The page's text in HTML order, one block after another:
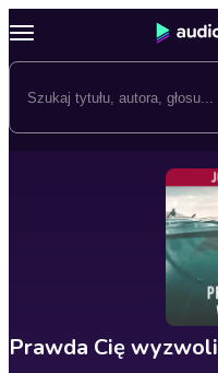
Prawda Cię wyzwoli